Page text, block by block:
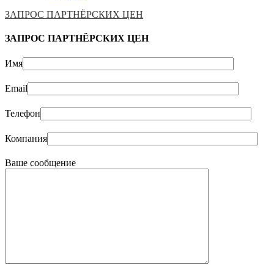
ЗАПРОС ПАРТНЁРСКИХ ЦЕН
ЗАПРОС ПАРТНЁРСКИХ ЦЕН
Имя
Email
Телефон
Компания
Ваше сообщение